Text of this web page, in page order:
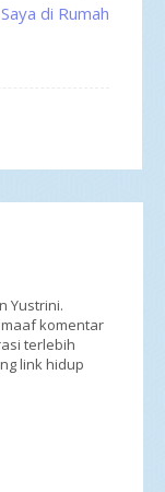
di Rumah
Yustrini.
komentar
terlebih
link hidup